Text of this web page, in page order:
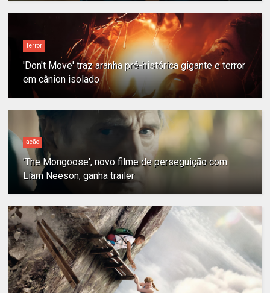
Terror
'Don't Move' traz aranha pré-histórica gigante e terror
em cânion isolado
ação
'The Mongoose', novo filme de perseguição com
Liam Neeson, ganha trailer